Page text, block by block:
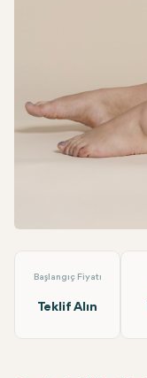
Başlangıç Fiyatı
Teklif Alın